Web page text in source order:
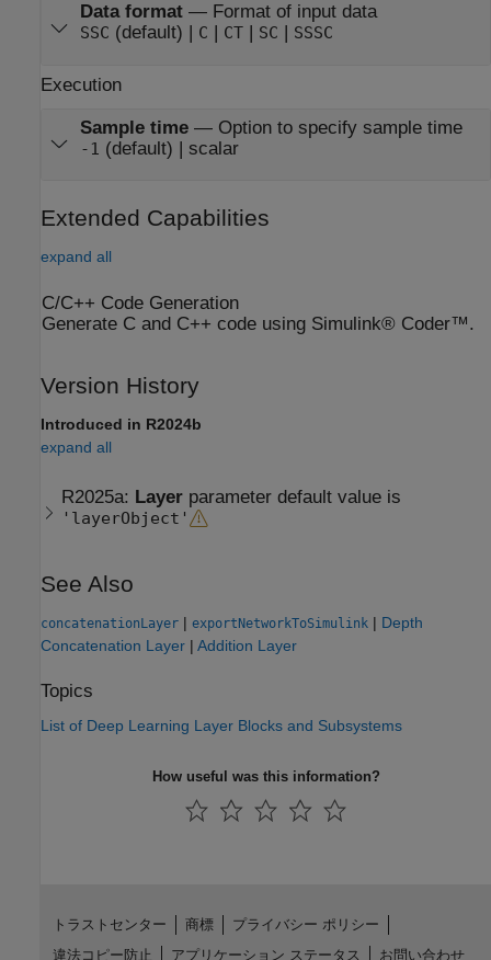
Data format— Format of input data
SSC (default) | C CT| SC SSSC
Execution
Sample time— Option to specify sample time
-1 (default) | scalar
Extended Capabilities
expand all
C/C++ Code Generation
Generate C and C++ code using Simulink® Coder™.
Version History
Introduced in R2024b
expand all
R2025a: Layer parameter default value is
'layerObject'
See Also
concatenationLayer | exportNetworkToSimulink | Depth
Concatenation Layer | Addition Layer
Topics
List of Deep Learning Layer Blocks and Subsystems
How useful was this information?
トラストセンター 商標
プライバシー ポリシー
違法コピー防止
アプリケーション ステータス お問い合わせ